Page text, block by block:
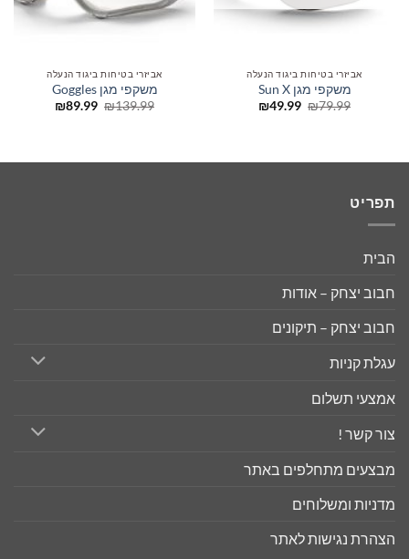
אביזרי בטיחות ביגוד הנעלה
משקפי מגן Sun X
₪79.99
המחיר₪49.99
המחיר
אביזרי בטיחות ביגוד הנעלה
משקפי מגן Goggles
₪139.99
המחיר₪89.99
המחיר
תפריט
הבית
חבוב יצחק – אודות
חבוב יצחק – תיקונים
עגלת קניות
אמצעי תשלום
צור קשר !
מבצעים מתחלפים באתר
מדניות ומשלוחים
הצהרת נגישות לאתר